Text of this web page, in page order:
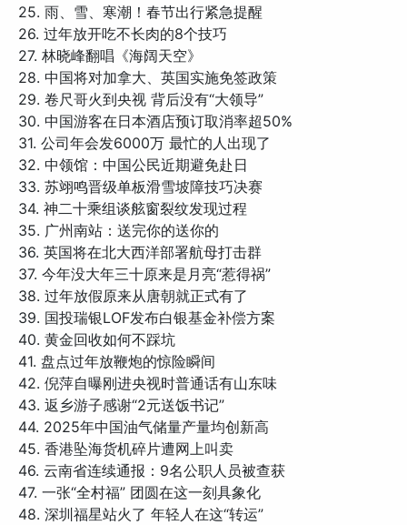
25. 雨、雪、寒潮！春节出行紧急提醒
26. 过年放开吃不长肉的8个技巧
27. 林晓峰翻唱《海阔天空》
28. 中国将对加拿大、英国实施免签政策
29. 卷尺哥火到央视 背后没有“大领导”
30. 中国游客在日本酒店预订取消率超50%
31. 公司年会发6000万 最忙的人出现了
32. 中领馆：中国公民近期避免赴日
33. 苏翊鸣晋级单板滑雪坡障技巧决赛
34. 神二十乘组谈舷窗裂纹发现过程
35. 广州南站：送完你的送你的
36. 英国将在北大西洋部署航母打击群
37. 今年没大年三十原来是月亮“惹得祸”
38. 过年放假原来从唐朝就正式有了
39. 国投瑞银LOF发布白银基金补偿方案
40. 黄金回收如何不踩坑
41. 盘点过年放鞭炮的惊险瞬间
42. 倪萍自曝刚进央视时普通话有山东味
43. 返乡游子感谢“2元送饭书记”
44. 2025年中国油气储量产量均创新高
45. 香港坠海货机碎片遭网上叫卖
46. 云南省连续通报：9名公职人员被查获
47. 一张“全村福” 团圆在这一刻具象化
48. 深圳福星站火了 年轻人在这“转运”